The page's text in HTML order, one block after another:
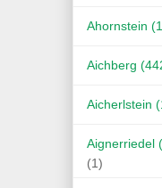
Ahornstein
Aichberg
Aicherlstein
Aignerriedel
(1)